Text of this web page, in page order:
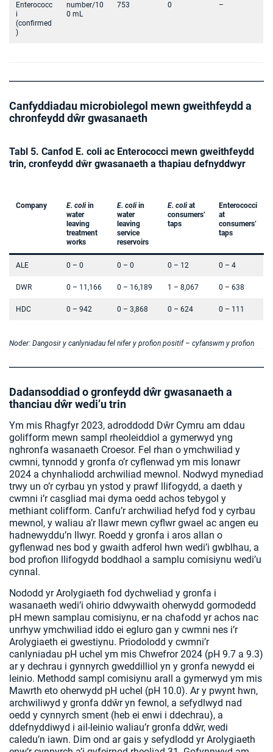
Enterococc
i
(confirmed
)
number/10
0 mL
753 0 –
Canfyddiadau microbiolegol mewn gweithfeydd a
chronfeydd dŵr gwasanaeth
Tabl 5. Canfod E. coli ac Enterococci mewn gweithfeydd
trin, cronfeydd dŵr gwasanaeth a thapiau defnyddwyr
Company E. coliin
water
leaving
treatment
works
E. coliin
water
leaving
service
reservoirs
E. coliat
consumers’
taps
Enterococci
at
consumers’
taps
ALE 0 – 0 0 – 0 0 – 12 0 – 4
DWR 0 – 11,166 0 – 16,189 1 – 8,067 0 – 638
HDC 0 – 942 0 – 3,868 0 – 624 0 – 111
Noder: Dangosir y canlyniadau fel nifer y profion positif – cyfanswm y profion
Dadansoddiad o gronfeydd dŵr gwasanaeth a
thanciau dŵr wedi’u trin
Ym mis Rhagfyr 2023, adroddodd Dŵr Cymru am ddau
golifform mewn sampl rheoleiddiol a gymerwyd yng
nghronfa wasanaeth Croesor. Fel rhan o ymchwiliad y
cwmni, tynnodd y gronfa o’r cyflenwad ym mis Ionawr
2024 a chynhaliodd archwiliad mewnol. Nodwyd mynediad
trwy un o’r cyrbau yn ystod y prawf llifogydd, a daeth y
cwmni i’r casgliad mai dyma oedd achos tebygol y
methiant colifform. Canfu’r archwiliad hefyd fod y cyrbau
mewnol, y waliau a’r llawr mewn cyflwr gwael ac angen eu
hadnewyddu’n llwyr. Roedd y gronfa i aros allan o
gyflenwad nes bod y gwaith adferol hwn wedi’i gwblhau, a
bod profion llifogydd boddhaol a samplu comisiynu wedi’u
cynnal.
Nododd yr Arolygiaeth fod dychweliad y gronfa i
wasanaeth wedi’i ohirio ddwywaith oherwydd gormodedd
pH mewn samplau comisiynu, er na chafodd yr achos nac
unrhyw ymchwiliad iddo ei egluro gan y cwmni nes i’r
Arolygiaeth ei gwestiynu. Priodolodd y cwmni’r
canlyniadau pH uchel ym mis Chwefror 2024 (pH 9.7 a 9.3)
ar y dechrau i gynnyrch gweddilliol yn y gronfa newydd ei
leinio. Methodd sampl comisiynu arall a gymerwyd ym mis
Mawrth eto oherwydd pH uchel (pH 10.0). Ar y pwynt hwn,
archwiliwyd y gronfa ddŵr yn fewnol, a sefydlwyd nad
oedd y cynnyrch sment (heb ei enwi i ddechrau), a
ddefnyddiwyd i ail-leinio waliau’r gronfa ddŵr, wedi
caledu’n iawn. Dim ond ar gais y sefydlodd yr Arolygiaeth